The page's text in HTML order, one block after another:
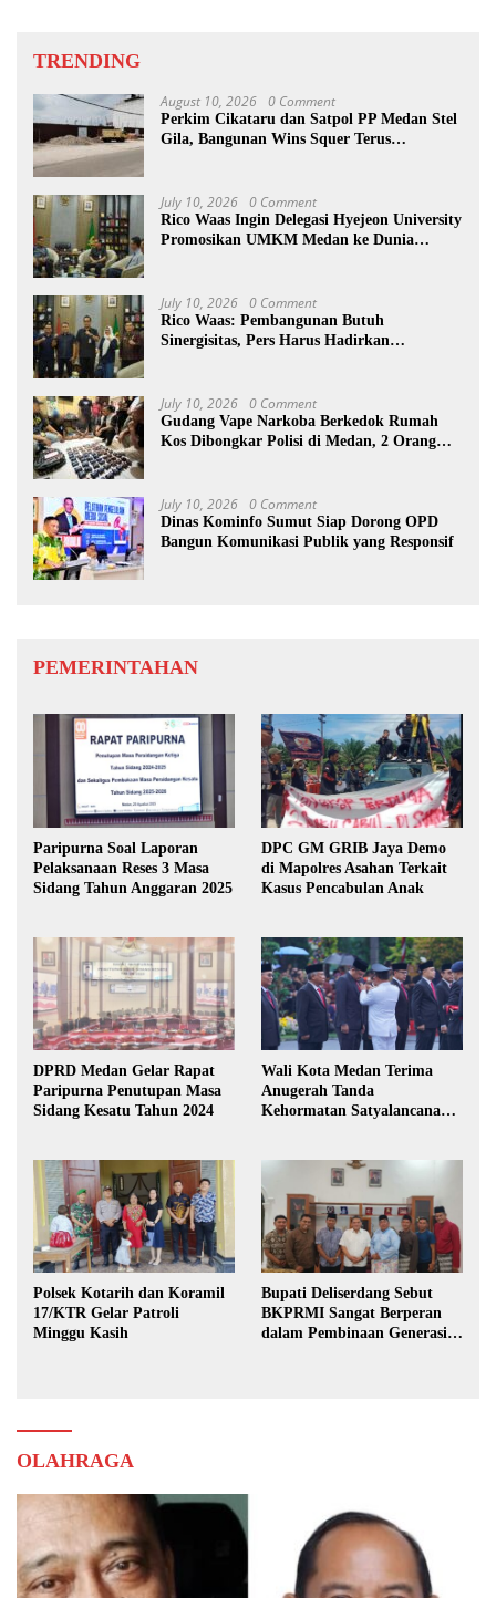
TRENDING
August 10, 2026 0 Comment
Perkim Cikataru dan Satpol PP Medan Stel
Gila, Bangunan Wins Squer Terus
July 10, 2026 0 Comment
Rico Waas Ingin Delegasi Hyejeon University
Promosikan UMKM Medan ke Dunia
July 10, 2026 0 Comment
Rico Waas: Pembangunan Butuh
Sinergisitas, Pers Harus Hadirkan
July 10, 2026 0 Comment
Gudang Vape Narkoba Berkedok Rumah
Kos Dibongkar Polisi di Medan, 2 Orang
July 10, 2026 0 Comment
Dinas Kominfo Sumut Siap Dorong OPD
Bangun Komunikasi Publik yang Responsif
PEMERINTAHAN
Paripurna Soal Laporan
Pelaksanaan Reses 3 Masa
Sidang Tahun Anggaran 2025
DPC GM GRIB Jaya Demo
di Mapolres Asahan Terkait
Kasus Pencabulan Anak
DPRD Medan Gelar Rapat
Paripurna Penutupan Masa
Sidang Kesatu Tahun 2024
Wali Kota Medan Terima
Anugerah Tanda
Kehormatan Satyalancana
Polsek Kotarih dan Koramil
17/KTR Gelar Patroli
Minggu Kasih
Bupati Deliserdang Sebut
BKPRMI Sangat Berperan
dalam Pembinaan Generasi
OLAHRAGA